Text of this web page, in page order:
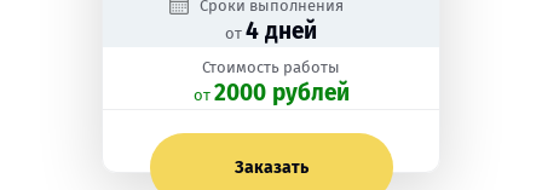
Сроки выполнения
от 4 дней
Стоимость работы
oт 2000 рублей
Заказать